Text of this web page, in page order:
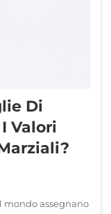
Di
Valori
assegnano